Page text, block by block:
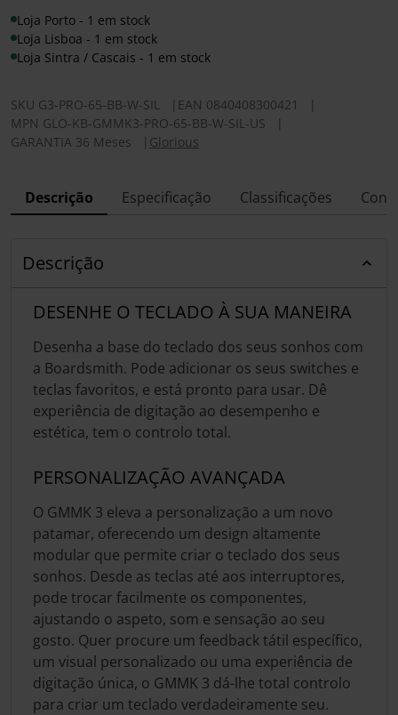
Loja Porto - 1 em stock
Loja Lisboa - 1 em stock
Loja Sintra / Cascais - 1 em stock
SKU G3-PRO-65-BB-W-SIL EAN 0840408300421
MPN GLO-KB-GMMK3-PRO-65-BB-W-SIL-US
GARANTIA 36 Meses
Glorious
Descrição Especificação Classificações
Descrição
DESENHE O TECLADO À SUA MANEIRA
Desenha a base do teclado dos seus sonhos com
a Boardsmith. Pode adicionar os seus switches e
teclas favoritos, e está pronto para usar. Dê
experiência de digitação ao desempenho e
estética, tem o controlo total.
PERSONALIZAÇÃO AVANÇADA
O GMMK 3 eleva a personalização a um novo
patamar, oferecendo um design altamente
modular que permite criar o teclado dos seus
sonhos. Desde as teclas até aos interruptores,
pode trocar facilmente os componentes,
ajustando o aspeto, som e sensação ao seu
gosto. Quer procure um feedback tátil específico,
um visual personalizado ou uma experiência de
digitação única, o GMMK 3 dá-lhe total controlo
para criar um teclado verdadeiramente seu.